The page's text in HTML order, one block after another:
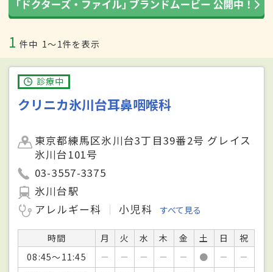
1 件中 1〜1件を表示
診療中
クリニカ氷川台耳鼻咽喉科
東京都練馬区氷川台3丁目39番2号 グレイス
氷川台101号
03-3557-3375
氷川台駅
アレルギー科
小児科 すべて見る
時間 月 火 水 木 金 土 日
祝
08:45～11:45
－ － － － － ● －
－